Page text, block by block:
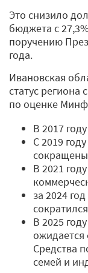
Это снизило
бюджета с
поручению
года.
Ивановская
статус региона
по оценке
В 2017
С 2019
сокращены
В 2021
за 2024
В 2025
ожидается
Средства
семей и